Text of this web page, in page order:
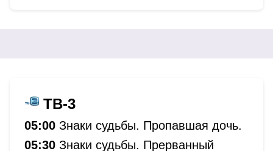
ТВ-3
05:00 Знаки судьбы. Пропавшая дочь.
05:30 Знаки судьбы. Прерванный